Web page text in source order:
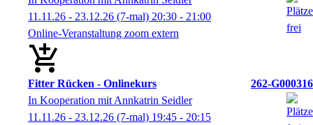
11.11.26 - 23.12.26 (7-mal) 20:30 - 21:00
Online-Veranstaltung zoom extern
Fitter Rücken - Onlinekurs
262-G000316
In Kooperation mit Annkatrin Seidler
11.11.26 - 23.12.26 (7-mal) 19:45 - 20:15